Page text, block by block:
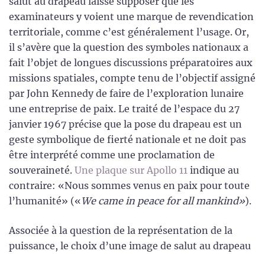
examinateurs y voient une marque de revendication
territoriale, comme c’est généralement l’usage. Or,
il s’avère que la question des symboles nationaux a
fait l’objet de longues discussions préparatoires aux
missions spatiales, compte tenu de l’objectif assigné
par John Kennedy de faire de l’exploration lunaire
une entreprise de paix. Le traité de l’espace du 27
janvier 1967 précise que la pose du drapeau est un
geste symbolique de fierté nationale et ne doit pas
être interprété comme une proclamation de
souveraineté. Une plaque sur Apollo 11 indique au
contraire: «Nous sommes venus en paix pour toute
l’humanité» («We came in peace for all mankind»).
Associée à la question de la représentation de la
puissance, le choix d’une image de salut au drapeau